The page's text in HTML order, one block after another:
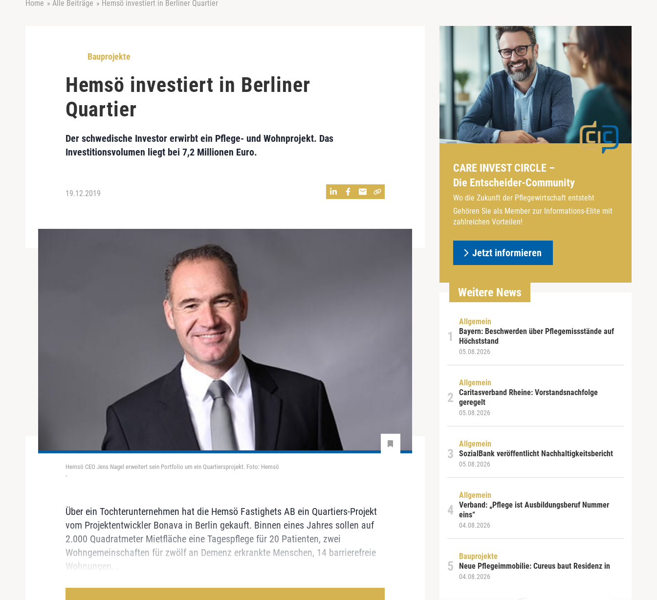
Home » Alle Beiträge » Hemsö investiert in Berliner Quartier
Bauprojekte
Hemsö investiert in Berliner
Quartier
Der schwedische Investor erwirbt ein Pflege- und Wohnprojekt. Das
Investitionsvolumen liegt bei 7,2 Millionen Euro.
19.12.2019
Hemsö CEO Jens Nagel erweitert sein Portfolio um ein Quartiersprojekt. Foto: Hemsö
-
Über ein Tochterunternehmen hat die Hemsö Fastighets AB ein Quartiers-Projekt
vom Projektentwickler Bonava in Berlin gekauft. Binnen eines Jahres sollen auf
2.000 Quadratmeter Mietfläche eine Tagespflege für 20 Patienten, zwei
Wohngemeinschaften für zwölf an Demenz erkrankte Menschen, 14 barrierefreie
Wohnungen...
CARE INVEST CIRCLE –
Die Entscheider-Community
Wo die Zukunft der Pflegewirtschaft entsteht
Gehören Sie als Member zur Informations-Elite mit
zahlreichen Vorteilen!
Jetzt informieren
Weitere News
Allgemein
Bayern: Beschwerden über Pflegemissstände auf
Höchststand
05.08.2026
Allgemein
Caritasverband Rheine: Vorstandsnachfolge
geregelt
05.08.2026
Allgemein
SozialBank veröffentlicht Nachhaltigkeitsbericht
05.08.2026
Allgemein
Verband: „Pflege ist Ausbildungsberuf Nummer
eins“
04.08.2026
Bauprojekte
Neue Pflegeimmobilie: Cureus baut Residenz in
04.08.2026